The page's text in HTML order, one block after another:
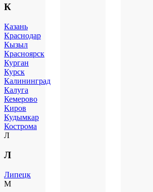
К
Казань
Краснодар
Кызыл
Красноярск
Курган
Курск
Калининград
Калуга
Кемерово
Киров
Кудымкар
Кострома
Л
Л
Липецк
М